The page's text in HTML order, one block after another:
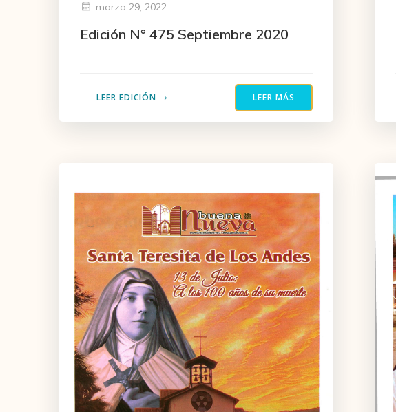
marzo 29, 2022
Edición N° 475 Septiembre 2020
LEER EDICIÓN LEER MÁS